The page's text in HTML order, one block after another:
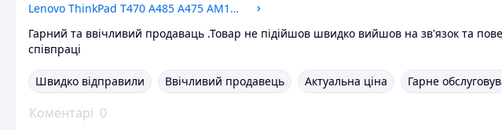
Lenovo ThinkPad T470 A485 A475 AM12D000A00 Перехідник SATA, HDD, SSD *Уцінка*
Гарний та ввічливий продаваць .Товар не підійшов швидко вийшов на зв'язок та
співпраці
Швидко відправили Ввічливий продавець Актуальна ціна Гарне
Коментарі 0